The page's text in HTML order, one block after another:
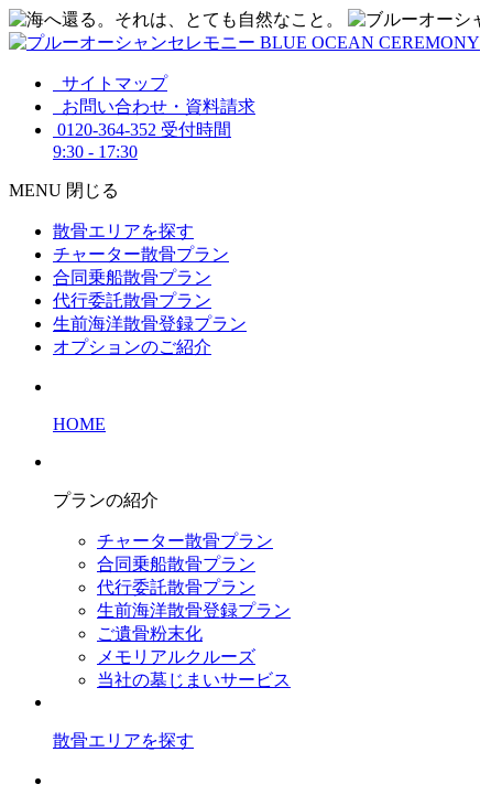
サイトマップ
お問い合わせ・資料請求
0120-364-352 受付時間
9:30 - 17:30
MENU 閉じる
散骨エリアを探す
チャーター散骨プラン
合同乗船散骨プラン
代行委託散骨プラン
生前海洋散骨登録プラン
オプションのご紹介
HOME
プランの紹介
チャーター散骨プラン
合同乗船散骨プラン
代行委託散骨プラン
生前海洋散骨登録プラン
ご遺骨粉末化
メモリアルクルーズ
当社の墓じまいサービス
散骨エリアを探す